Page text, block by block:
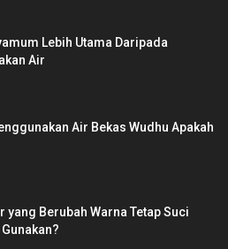
Lebih Utama Daripada
Air
Air Bekas Wudhu Apakah
yang Berubah Warna Tetap Suci